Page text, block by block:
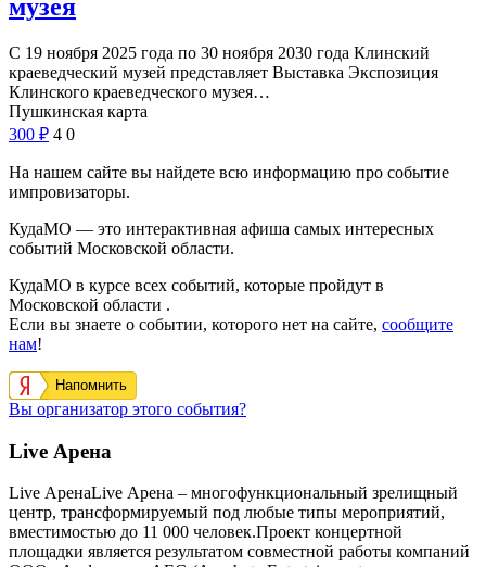
музея
С 19 ноября 2025 года по 30 ноября 2030 года Клинский
краеведческий музей представляет Выставка Экспозиция
Клинского краеведческого музея…
Пушкинская карта
300 ₽ 4 0
На нашем сайте вы найдете всю информацию про событие
импровизаторы.
КудаМО — это интерактивная афиша самых интересных
событий Московской области.
КудаМО в курсе всех событий, которые пройдут в
Московской области .
Если вы знаете о событии, которого нет на сайте, сообщите
нам!
Напомнить
Вы организатор этого события?
Live Арена
Live АренаLive Арена – многофункциональный зрелищный
центр, трансформируемый под любые типы мероприятий,
вместимостью до 11 000 человек.Проект концертной
площадки является результатом совместной работы компаний